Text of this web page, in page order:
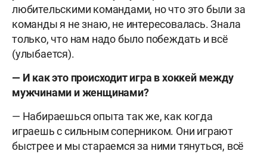
любительскими командами, но что это были за
команды я не знаю, не интересовалась. Знала
только, что нам надо было побеждать и всё
(улыбается).
— И как это происходит игра в хоккей между
мужчинами и женщинами?
— Набираешься опыта так же, как когда
играешь с сильным соперником. Они играют
быстрее и мы стараемся за ними тянуться, всё